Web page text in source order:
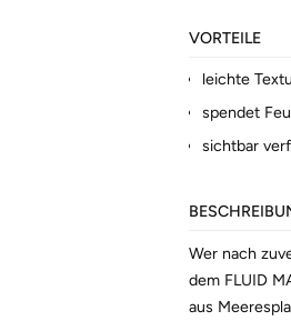
VORTEILE
leichte
spendet
sichtbar
Wer nach
dem FLUID
aus